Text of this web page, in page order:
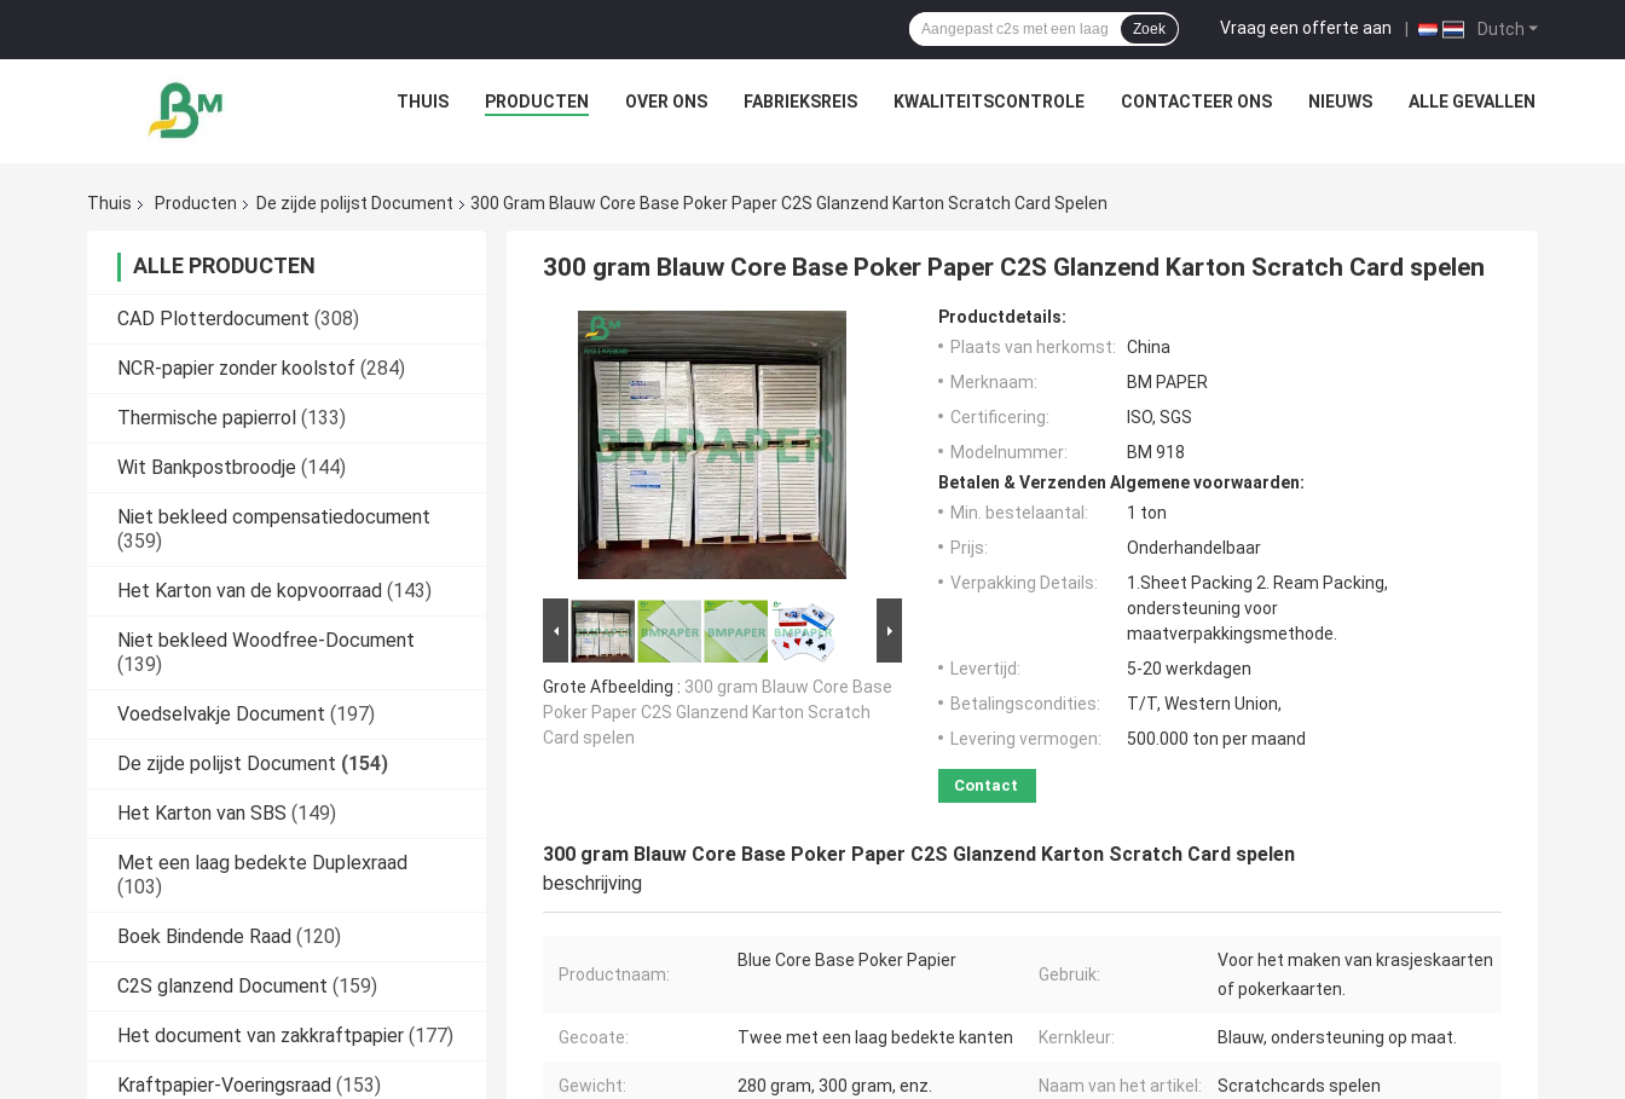
Dutch
Vraag een offerte aan |
Zoek
THUIS PRODUCTEN OVER ONS FABRIEKSREIS KWALITEITSCONTROLE CONTACTEER ONS NIEUWS ALLE GEVALLEN
Thuis Producten De zijde polijst Document 300 Gram Blauw Core Base Poker Paper C2S Glanzend Karton Scratch Card Spelen
ALLE PRODUCTEN
CAD Plotterdocument (308)
NCR-papier zonder koolstof (284)
Thermische papierrol (133)
Wit Bankpostbroodje (144)
Niet bekleed compensatiedocument
(359)
Het Karton van de kopvoorraad (143)
Niet bekleed Woodfree-Document
(139)
Voedselvakje Document (197)
De zijde polijst Document (154)
Het Karton van SBS (149)
Met een laag bedekte Duplexraad
(103)
Boek Bindende Raad (120)
C2S glanzend Document (159)
Het document van zakkraftpapier (177)
Kraftpapier-Voeringsraad (153)
300 gram Blauw Core Base Poker Paper C2S Glanzend Karton Scratch Card spelen
Grote Afbeelding : 300 gram Blauw Core Base
Poker Paper C2S Glanzend Karton Scratch
Card spelen
Productdetails:
Plaats van herkomst:
China
Merknaam:
BM PAPER
Certificering:
ISO, SGS
Modelnummer:
BM 918
Betalen & Verzenden Algemene voorwaarden:
Min. bestelaantal:
1 ton
Prijs:
Onderhandelbaar
Verpakking Details:
1.Sheet Packing 2. Ream Packing,
ondersteuning voor
maatverpakkingsmethode.
Levertijd:
5-20 werkdagen
Betalingscondities:
T/T, Western Union,
Levering vermogen:
500.000 ton per maand
Contact
300 gram Blauw Core Base Poker Paper C2S Glanzend Karton Scratch Card spelen
beschrijving
Productnaam:
Blue Core Base Poker Papier
Gebruik:
Voor het maken van krasjeskaarten
of pokerkaarten.
Gecoate: Twee met een laag bedekte kanten Kernkleur: Blauw, ondersteuning op maat.
Gewicht: 280 gram, 300 gram, enz. Naam van het artikel: Scratchcards spelen